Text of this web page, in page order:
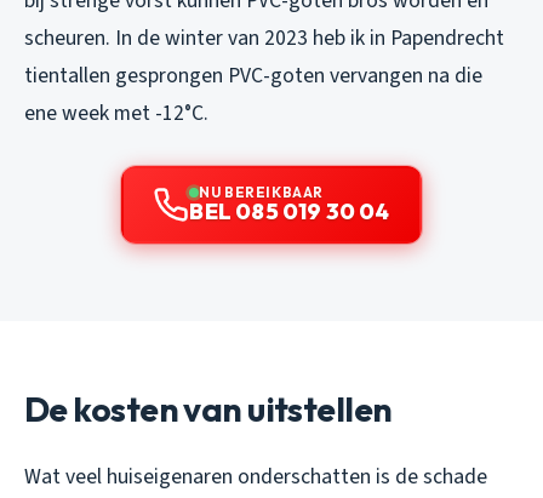
scheuren. In de winter van 2023 heb ik in Papendrecht
tientallen gesprongen PVC-goten vervangen na die
ene week met -12°C.
NU BEREIKBAAR
BEL 085 019 30 04
De kosten van uitstellen
Wat veel huiseigenaren onderschatten is de schade